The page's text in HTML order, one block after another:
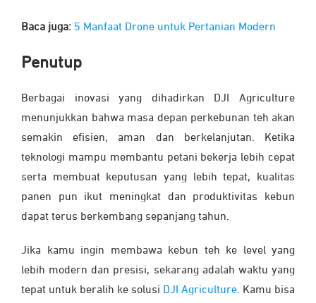
Baca juga: 5 Manfaat Drone untuk Pertanian Modern
Penutup
Berbagai inovasi yang dihadirkan DJI Agriculture
menunjukkan bahwa masa depan perkebunan teh akan
semakin efisien, aman dan berkelanjutan. Ketika
teknologi mampu membantu petani bekerja lebih cepat
serta membuat keputusan yang lebih tepat, kualitas
panen pun ikut meningkat dan produktivitas kebun
dapat terus berkembang sepanjang tahun.
Jika kamu ingin membawa kebun teh ke level yang
lebih modern dan presisi, sekarang adalah waktu yang
tepat untuk beralih ke solusi DJI Agriculture. Kamu bisa